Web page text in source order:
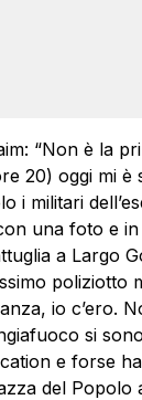
“Non è la
20) oggi mi
i militari
una foto e
a Largo
poliziotto
io c’ero.
si
e forse
del